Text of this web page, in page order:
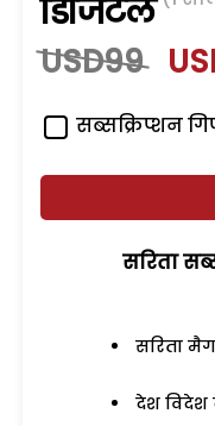
डिजिटल
USD99
सब्सक्रिप्शन
सरिता
सरिता
देश विदेश